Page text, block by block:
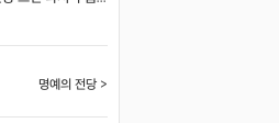
명예의 전당 >